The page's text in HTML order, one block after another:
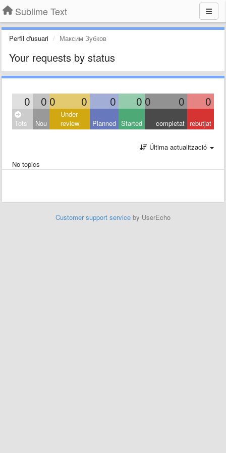
Sublime Text
Perfil d'usuari Максим Зубков
Your requests by status
0 0 0 0 0 0 0 0 0
Tots Nou
Under
review
Planned Started completat rebutjat
Última actualització
No topics
Customer support service by UserEcho